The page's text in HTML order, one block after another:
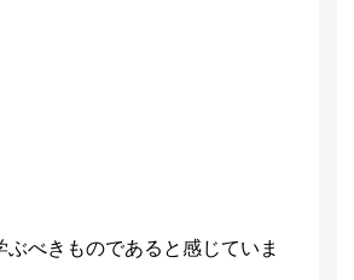
べきものであると感じていま